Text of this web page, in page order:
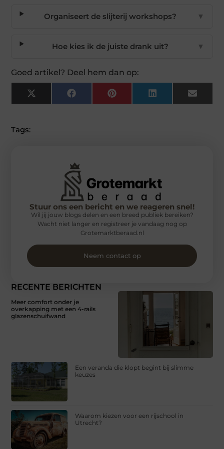
Organiseert de slijterij workshops? ▼
Hoe kies ik de juiste drank uit? ▼
Goed artikel? Deel hem dan op:
X
(Twitter)
FacebookPinterest LinkedIn Email
Tags:
RECENTE BERICHTEN
Meer comfort onder je
overkapping met een 4-rails
glazenschuifwand
Een veranda die klopt begint bij slimme
keuzes
Waarom kiezen voor een rijschool in
Utrecht?
Stuur ons een bericht en we reageren snel!
Wil jij jouw blogs delen en een breed publiek bereiken?
Wacht niet langer en registreer je vandaag nog op
Grotemarktberaad.nl
Neem contact op